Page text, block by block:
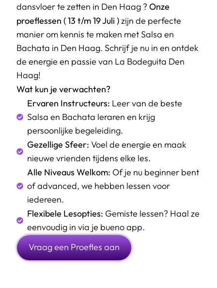
dansvloer te zetten in Den Haag ? Onze
proeflessen ( 13 t/m 19 Juli )zijn de perfecte
manier om kennis te maken met Salsa en
Bachata in Den Haag. Schrijf je nu in en ontdek
de energie en passie van La Bodeguita Den
Haag!
Wat kun je verwachten?
Ervaren Instructeurs: Leer van de beste
Salsa en Bachata leraren en krijg
persoonlijke begeleiding.
Gezellige Sfeer: Voel de energie en maak
nieuwe vrienden tijdens elke les.
Alle Niveaus Welkom: Of je nu beginner bent
of advanced, we hebben lessen voor
iedereen.
Flexibele Lesopties: Gemiste lessen? Haal ze
eenvoudig in via je bueno app.
Vraag een Proefles aan